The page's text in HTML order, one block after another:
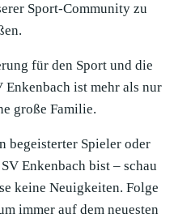
Sport-Community zu
für den Sport und die
Enkenbach ist mehr als nur
große Familie.
begeisterter Spieler oder
Enkenbach bist – schau
keine Neuigkeiten. Folge
immer auf dem neuesten